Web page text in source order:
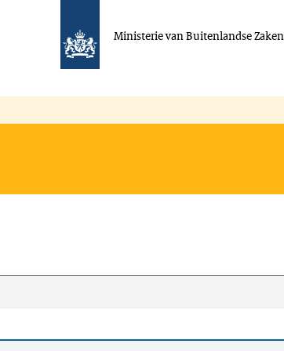
Ministerie van Buitenlandse Zaken